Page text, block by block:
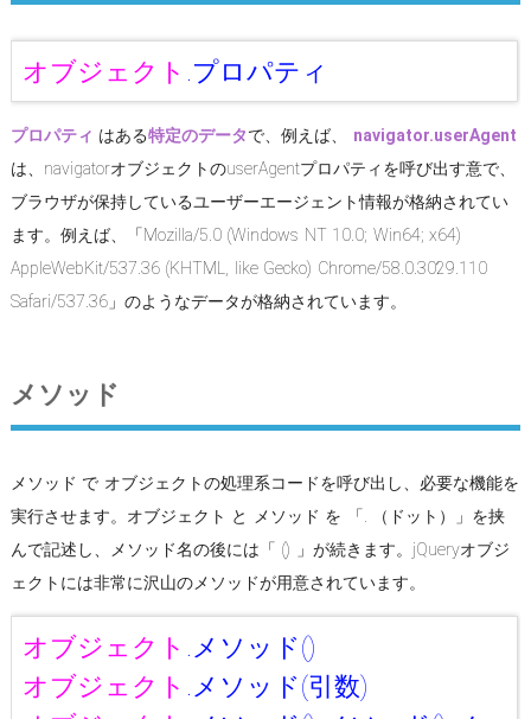
オブジェクト .プロパティ
プロパティ はある特定のデータで、例えば、 navigator.userAgent
は、navigatorオブジェクトのuserAgentプロパティを呼び出す意で、
ブラウザが保持しているユーザーエージェント情報が格納されてい
ます。例えば、「Mozilla/5.0 (Windows NT 10.0; Win64; x64)
AppleWebKit/537.36 (KHTML, like Gecko) Chrome/58.0.3029.110
Safari/537.36」のようなデータが格納されています。
メソッド
メソッド で オブジェクトの処理系コードを呼び出し、必要な機能を
実行させます。オブジェクト と メソッド を 「. （ドット）」を挟
んで記述し、メソッド名の後には「 () 」が続きます。jQueryオブジ
ェクトには非常に沢山のメソッドが用意されています。
オブジェクト . メソッド()
オブジェクト . メソッド(引数)